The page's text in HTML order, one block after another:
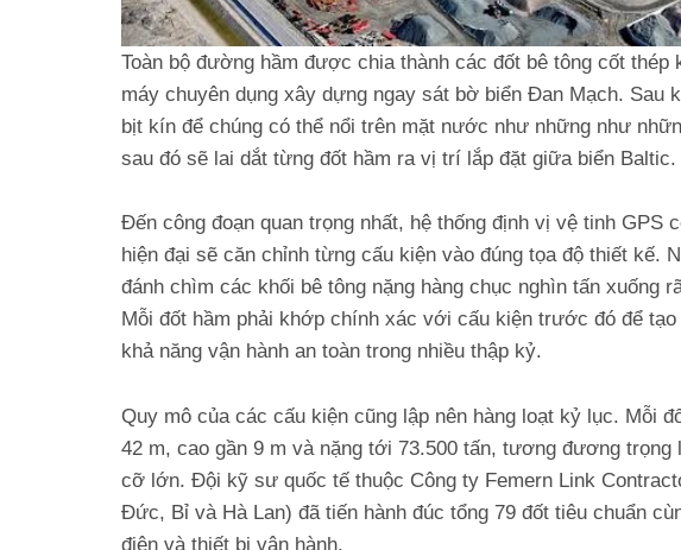
Toàn bộ đường hầm được chia thành các đốt bê tông cốt thép
máy chuyên dụng xây dựng ngay sát bờ biển Đan Mạch. Sau
bịt kín để chúng có thể nổi trên mặt nước như những như
sau đó sẽ lai dắt từng đốt hầm ra vị trí lắp đặt giữa biển Baltic.
Đến công đoạn quan trọng nhất, hệ thống định vị vệ tinh GPS
hiện đại sẽ căn chỉnh từng cấu kiện vào đúng tọa độ thiết
đánh chìm các khối bê tông nặng hàng chục nghìn tấn xuống
Mỗi đốt hầm phải khớp chính xác với cấu kiện trước đó để
khả năng vận hành an toàn trong nhiều thập kỷ.
Quy mô của các cấu kiện cũng lập nên hàng loạt kỷ lục. Mỗi
42 m, cao gần 9 m và nặng tới 73.500 tấn, tương đương
cỡ lớn. Đội kỹ sư quốc tế thuộc Công ty Femern Link
Đức, Bỉ và Hà Lan) đã tiến hành đúc tổng 79 đốt tiêu chuẩn
điện và thiết bị vận hành.